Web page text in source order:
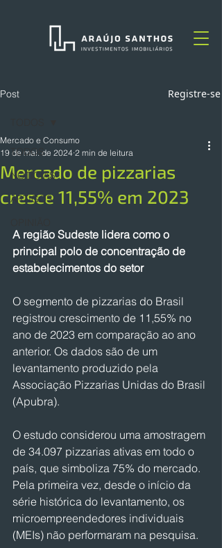
Post Registre-se
TODOS
NOTÍCIAS
ARTIGOS
Mercado de pizzarias
cresce 11,55% em 2023
Mercado e Consumo
19 de mai. de 2024 2 min de leitura
A região Sudeste lidera como o
principal polo de concentração de
estabelecimentos do setor
O segmento de pizzarias do Brasil
registrou crescimento de 11,55% no
ano de 2023 em comparação ao ano
anterior. Os dados são de um
levantamento produzido pela
Associação Pizzarias Unidas do Brasil
(Apubra).
O estudo considerou uma amostragem
de 34.097 pizzarias ativas em todo o
país, que simboliza 75% do mercado.
Pela primeira vez, desde o início da
série histórica do levantamento, os
microempreendedores individuais
(MEIs) não performaram na pesquisa.